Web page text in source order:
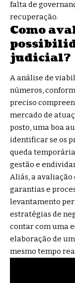
falta de
recuperação.
Como
judicial?
A análise de
números,
preciso
mercado de
posto, uma boa
identificar se os
queda
gestão e
Aliás, a
garantias e
levantamento
estratégias de
contar com uma
elaboração de
mesmo tempo